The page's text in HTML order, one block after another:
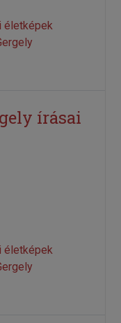
életképek
írásai
életképek